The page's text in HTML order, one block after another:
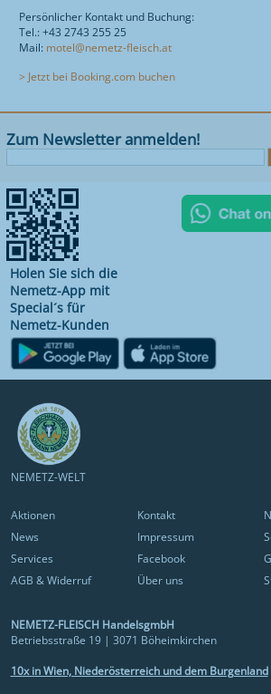
Persönlicher Kontakt und Buchung:
Tel.: +43 2743 255 25
Mail: motel@nemetz-fleisch.at
> Jetzt bei Booking.com buchen
Zum Newsletter anmelden!
Holen Sie sich die
Nemetz-App mit
Special´s für
Nemetz-Kunden
NEMETZ-WELT
Aktionen Kontakt
News
Impressum
Services
Facebook
AGB & Widerruf
Über uns
NEMETZ-FLEISCH HandelsgmbH
Betriebsstraße 19 | 3071 Böheimkirchen
10x in Wien, Niederösterreich und dem Burgenland